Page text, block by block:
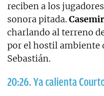
reciben a los
sonora pitada.
charlando al terreno
por el hostil ambiente
Sebastián.
20:26. Ya calienta